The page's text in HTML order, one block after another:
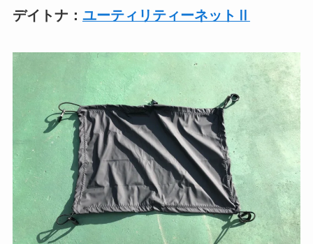
デイトナ： ユーティリティーネットⅡ